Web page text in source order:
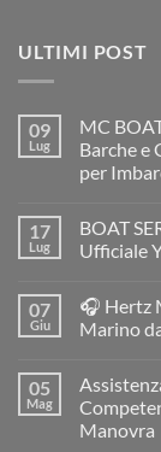
ULTIMI POST
09
Lug
MC
Barche e
per
su
MC
BOAT
e
Restauratore
di
Gommoni
a
Trapani:
Restauro
17
Lug
BOAT
Ufficiale
su
BOAT
SERVICE
Assistenza
e
Rivendita
Ufficiale
07
Giu
🎧 Hertz
Marino
su
🎧
Hertz
Marine
05
Mag
Manovra